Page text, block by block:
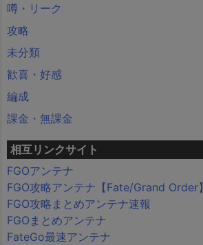
噂・リーク
攻略
未分類
歓喜・好感
編成
課金・無課金
相互リンクサイト
FGOアンテナ
FGO攻略アンテナ【Fate/Grand Order】
FGO攻略まとめアンテナ速報
FGOまとめアンテナ
FateGo最速アンテナ